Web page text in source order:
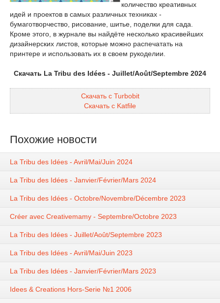
количество креативных
идей и проектов в самых различных техниках -
бумаготворчество, рисование, шитье, поделки для сада.
Кроме этого, в журнале вы найдёте несколько красивейших
дизайнерских листов, которые можно распечатать на
принтере и использовать их в своем рукоделии.
Скачать La Tribu des Idées - Juillet/Août/Septembre 2024
Скачать с Turbobit
Скачать с Katfile
Похожие новости
La Tribu des Idées - Avril/Mai/Juin 2024
La Tribu des Idées - Janvier/Février/Mars 2024
La Tribu des Idées - Octobre/Novembre/Décembre 2023
Créer avec Creativemamy - Septembre/Octobre 2023
La Tribu des Idées - Juillet/Août/Septembre 2023
La Tribu des Idées - Avril/Mai/Juin 2023
La Tribu des Idées - Janvier/Février/Mars 2023
Idees & Creations Hors-Serie №1 2006